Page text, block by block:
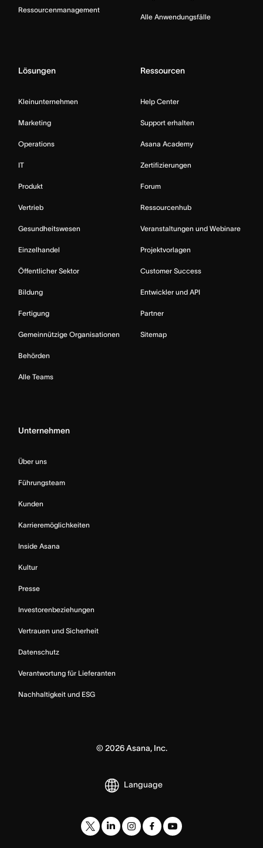
Ressourcenmanagement
Alle Anwendungsfälle
Lösungen
Kleinunternehmen
Marketing
Operations
IT
Produkt
Vertrieb
Gesundheitswesen
Einzelhandel
Öffentlicher Sektor
Bildung
Fertigung
Gemeinnützige Organisationen
Behörden
Alle Teams
Ressourcen
Help Center
Support erhalten
Asana Academy
Zertifizierungen
Forum
Ressourcenhub
Veranstaltungen und Webinare
Projektvorlagen
Customer Success
Entwickler und API
Partner
Sitemap
Unternehmen
Über uns
Führungsteam
Kunden
Karrieremöglichkeiten
Inside Asana
Kultur
Presse
Investorenbeziehungen
Vertrauen und Sicherheit
Datenschutz
Verantwortung für Lieferanten
Nachhaltigkeit und ESG
© 2026Asana, Inc.
Language